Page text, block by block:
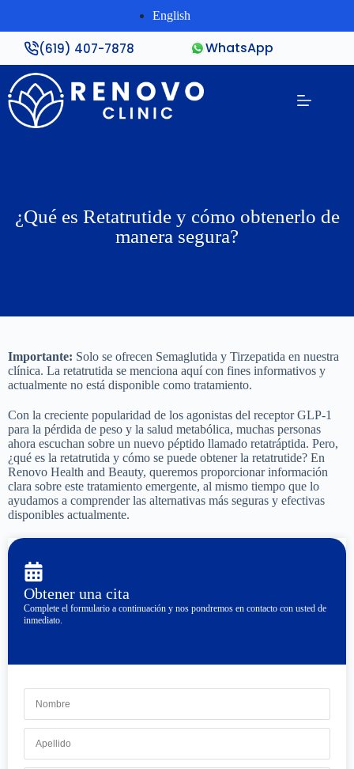
English
(619) 407-7878 WhatsApp
¿Qué es Retatrutide y cómo obtenerlo de
manera segura?
Importante: Solo se ofrecen Semaglutida y Tirzepatida en nuestra
clínica. La retatrutida se menciona aquí con fines informativos y
actualmente no está disponible como tratamiento.
Con la creciente popularidad de los agonistas del receptor GLP-1
para la pérdida de peso y la salud metabólica, muchas personas
ahora escuchan sobre un nuevo péptido llamado retatráptida. Pero,
¿qué es la retatrutida y cómo se puede obtener la retatrutide? En
Renovo Health and Beauty, queremos proporcionar información
clara sobre este tratamiento emergente, al mismo tiempo que lo
ayudamos a comprender las alternativas más seguras y efectivas
disponibles actualmente.
Obtener una cita
Complete el formulario a continuación y nos pondremos en contacto con usted de
inmediato.